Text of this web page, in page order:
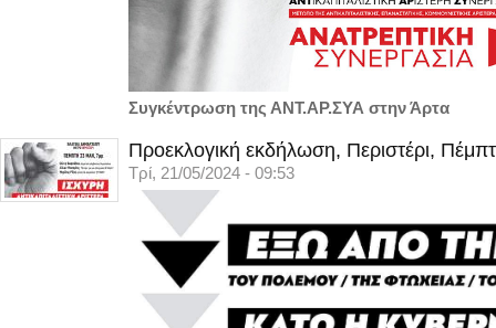
Συγκέντρωση της ΑΝΤ.ΑΡ.ΣΥΑ στην Άρτα
Προεκλογική εκδήλωση, Περιστέρι,
Τρί, 21/05/2024 - 09:53